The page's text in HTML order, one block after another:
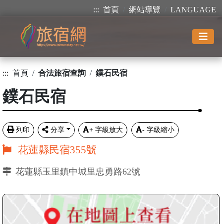
::: 首頁 網站導覽 LANGUAGE
::: 首頁 合法旅宿查詢 鏷石民宿
鏷石民宿
列印 分享 + 字級放大 - 字級縮小
花蓮縣民宿355號
花蓮縣玉里鎮中城里忠勇路62號